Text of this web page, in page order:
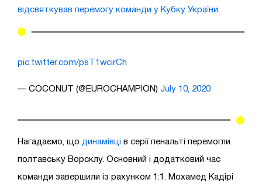
відсвяткував перемогу команди у Кубку України
pic.twitter.com/psT1wcirCh
— COCONUT (@EUROCHAMPION) July 10, 2020
Нагадаємо, що динамівці в серії пенальті перемогли
полтавську Ворсклу. Основний і додатковий час
команди завершили із рахунком 1:1. Мохамед Кадірі